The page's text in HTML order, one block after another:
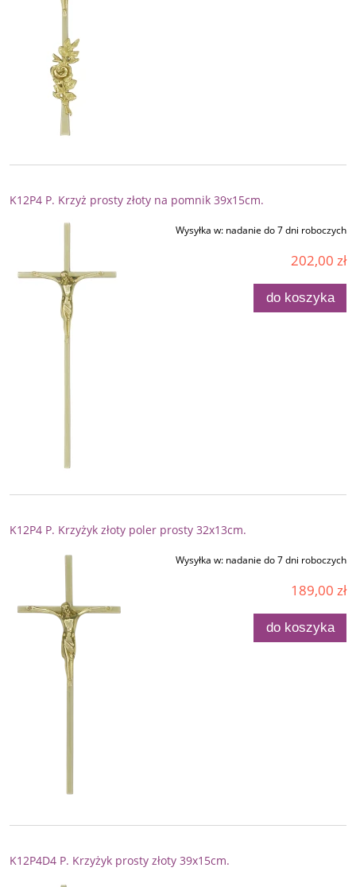
K12P4 P. Krzyż prosty złoty na pomnik 39x15cm.
Wysyłka w: nadanie do 7 dni roboczych
202,00 zł
do koszyka
K12P4 P. Krzyżyk złoty poler prosty 32x13cm.
Wysyłka w: nadanie do 7 dni roboczych
189,00 zł
do koszyka
K12P4D4 P. Krzyżyk prosty złoty 39x15cm.